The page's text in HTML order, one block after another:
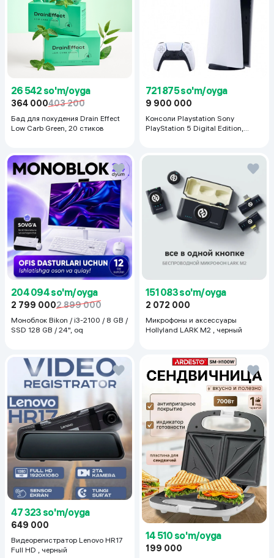
26 542 so'm/oyga
364 000403 200
Бад для похудения Drain Effect
Low Carb Green, 20 стиков
721 875 so'm/oyga
9 900 000
Консоли Playstation Sony
PlayStation 5 Digital Edition,
204 094 so'm/oyga
2 799 0002 899 000
Моноблок Bikon / i3-2100 / 8 GB /
SSD 128 GB / 24", oq
151 083 so'm/oyga
2 072 000
Микрофоны и аксессуары
Hollyland LARK M2 , черный
47 323 so'm/oyga
649 000
Видеорегистратор Lenovo HR17
Full HD , черный
14 510 so'm/oyga
199 000